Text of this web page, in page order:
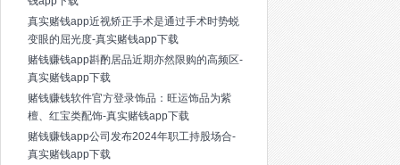
真实赌钱app近视矫正手术是通过手术时势蜕
变眼的屈光度-真实赌钱app下载
赌钱赚钱app斟酌居品近期亦然限购的高频区-
真实赌钱app下载
赌钱赚钱软件官方登录饰品：旺运饰品为紫
檀、红宝类配饰-真实赌钱app下载
赌钱赚钱app公司发布2024年职工持股场合-
真实赌钱app下载